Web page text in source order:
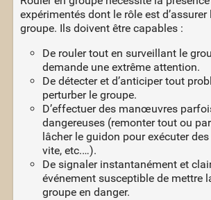
expérimentés dont le rôle est
groupe. Ils doivent être capables :
De rouler tout en surveillant le
demande une extrême attention.
De détecter et d’anticiper tout
perturber le groupe.
D’effectuer des manœuvres
dangereuses (remonter tout ou
lâcher le guidon pour exécuter
vite, etc.…).
De signaler instantanément et
événement susceptible de mettre
groupe en danger.